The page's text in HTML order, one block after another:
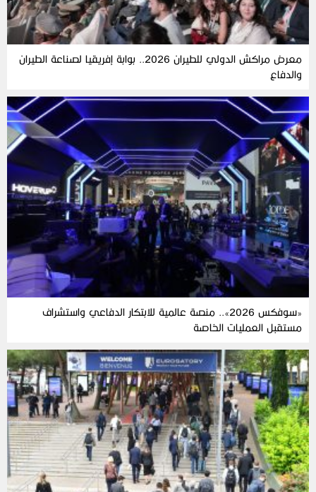
معرض مراكش الدولي للطيران 2026.. بوابة إفريقيا لصناعة الطيران
والدفاع
«سوفكس 2026».. منصة عالمية للابتكار الدفاعي واستشراف
مستقبل العمليات الخاصة